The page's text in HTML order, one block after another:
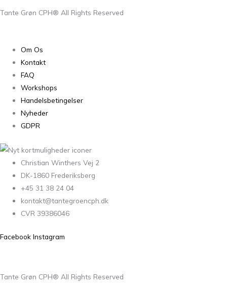
Tante Grøn CPH® All Rights Reserved
Om Os
Kontakt
FAQ
Workshops
Handelsbetingelser
Nyheder
GDPR
Christian Winthers Vej 2
DK-1860 Frederiksberg
+45 31 38 24 04
kontakt@tantegroencph.dk
CVR 39386046
Facebook Instagram
Tante Grøn CPH® All Rights Reserved